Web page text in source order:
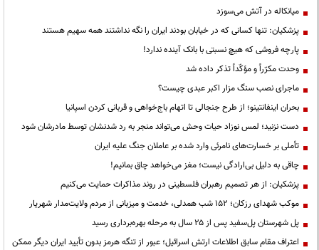
میانکاله در آتش می‌سوزد
پزشکیان: تنها کسانی که در خیابان بودند ایران را نگه نداشتند همه سهیم هستند
پارچه فروشی که هیچ نسبتی با بانک آینده ندارد!
وحدت مکرّراً و مؤکّداً تذکر داده شد
ماجرای نصب سنگ مزار اکبر عبدی چیست؟
بحران اینفانتینو؛ از طرح جنجالی تا اتهام باج‌خواهی و قربانی کردن اسپانیا
دست نزنید؛ لمس نوزاد حیات وحش می‌تواند منجر به رد شدنشان توسط مادرشان شود
تأملی بر خسارت‌های نامرئی وارد شده بر عاملان جنگ علیه ایران
چاقی به دلیل بی‌ارادگی نیست؛ مغز می‌خواهد چاق بمانیم!
پزشکیان: از هر تصمیم رهبران فلسطینی در روند مذاکرات حمایت می‌کنیم
موکب شهدای رزکان؛ ۱۵۲ شب همدلی، خدمت و میزبانی از مردم ولایت‌مدار شهریار
پل شهرستان پل‌سفید پس از ۲۵ سال به مرحله بهره‌برداری رسید
اعتراف مقام سابق اطلاعات ارتش اسرائیل؛ عبور از تنگه هرمز بدون تأیید ایران دیگر ممکن